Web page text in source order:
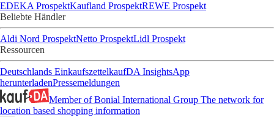
EDEKA ProspektKaufland ProspektREWE Prospekt
Beliebte Händler
Aldi Nord ProspektNetto ProspektLidl Prospekt
Ressourcen
Deutschlands EinkaufszettelkaufDA InsightsApp
herunterladenPressemeldungen
Member of Bonial International Group The network for
location based shopping information